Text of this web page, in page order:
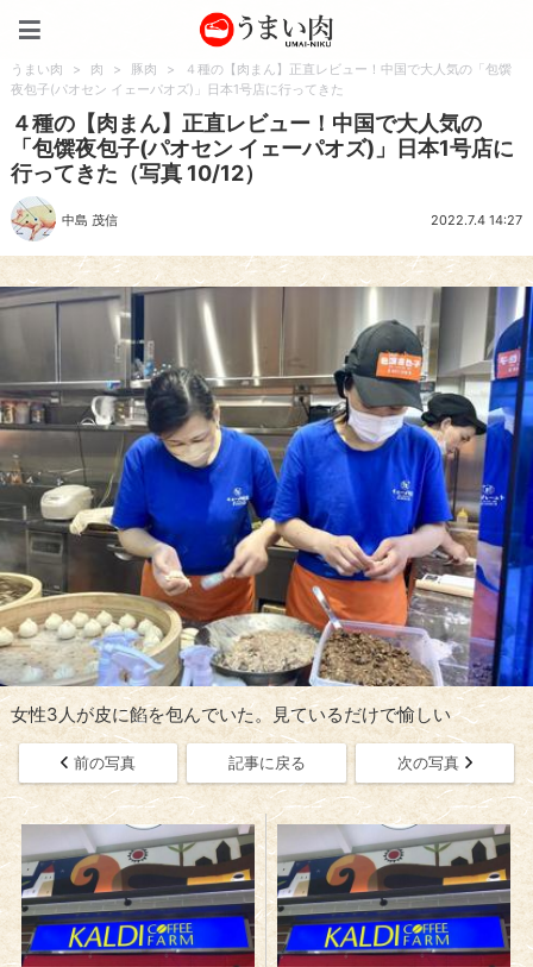
うまい肉 > 肉 > 豚肉 >
４種の【肉まん】正直レビュー！中国で大人気の「包馔
夜包子(パオセン イェーパオズ)」日本1号店に行ってきた
４種の【肉まん】正直レビュー！中国で大人気の
「包馔夜包子(パオセン イェーパオズ)」日本1号店に
行ってきた（写真 10/12）
中島 茂信 2022.7.4 14:27
女性3人が皮に餡を包んでいた。見ているだけで愉しい
前の写真 記事に戻る 次の写真